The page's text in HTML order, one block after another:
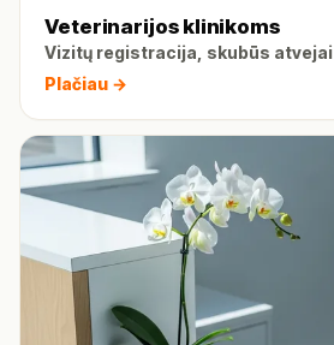
Veterinarijos klinikoms
Vizitų registracija, skubūs atvejai
Plačiau →